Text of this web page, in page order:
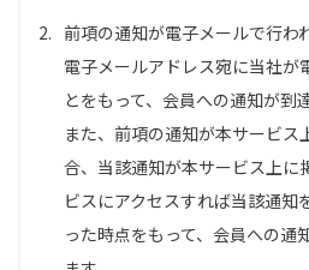
2. 前項の通知が電子メールで行わ
電子メールアドレス宛に当社が
とをもって、会員への通知が到
また、前項の通知が本サービス
合、当該通知が本サービス上に
ビスにアクセスすれば当該通知
った時点をもって、会員への通